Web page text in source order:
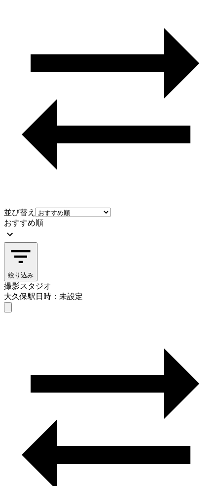
並び替え
おすすめ順
絞り込み
撮影スタジオ
大久保駅日時：未設定